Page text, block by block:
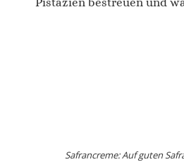
Safrancreme: Auf guten